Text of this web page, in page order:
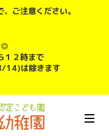
ご注意ください。
◎
１２時まで
14)は除きます